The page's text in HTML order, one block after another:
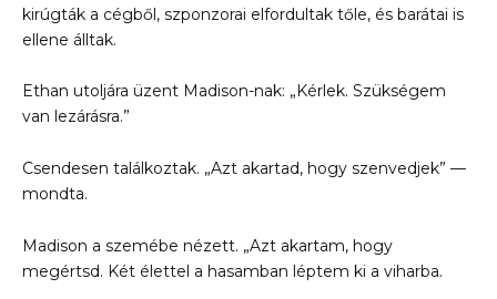
kirúgták a cégből, szponzorai elfordultak tőle, és barátai is
ellene álltak.
Ethan utoljára üzent Madison-nak: „Kérlek. Szükségem
van lezárásra.”
Csendesen találkoztak. „Azt akartad, hogy szenvedjek” —
mondta.
Madison a szemébe nézett. „Azt akartam, hogy
megértsd. Két élettel a hasamban léptem ki a viharba.